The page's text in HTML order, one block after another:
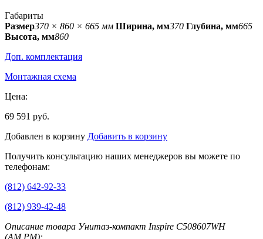
Габариты
Размер370 × 860 × 665 мм Ширина, мм370 Глубина, мм665
Высота, мм860
Доп. комплектация
Монтажная схема
Цена:
69 591 руб.
Добавлен в корзину Добавить в корзину
Получить консультацию наших менеджеров вы можете по
телефонам:
(812) 642-92-33
(812) 939-42-48
Описание товара Унитаз-компакт Inspire C508607WH